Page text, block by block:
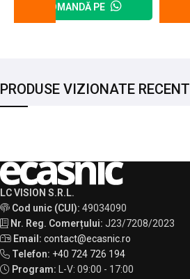
COMANDĂ PE
PRODUSE VIZIONATE RECENT
LC VISION S.R.L.
Cod unic (CUI): 49034090
Nr. Reg. Comerțului: J23/7208/2023
Email: contact@ecasnic.ro
Telefon: +40 724 726 194
Program:
L-V: 09:00 - 17:00